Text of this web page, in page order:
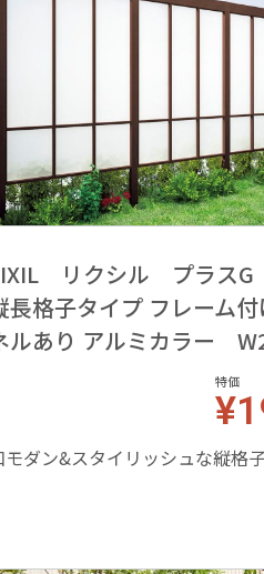
リクシル プラスG
長格子タイプ フレーム
ルあり アルミカラー
特価
モダン&スタイリッシュな縦格